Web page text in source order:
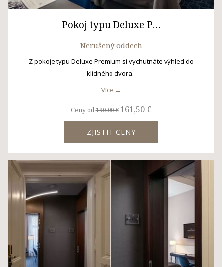
Pokoj typu Deluxe P…
Nerušený oddech
Z pokoje typu Deluxe Premium si vychutnáte výhled do
klidného dvora.
Více
Ceny od190,00 € 161,50 €
ZJISTIT CENY